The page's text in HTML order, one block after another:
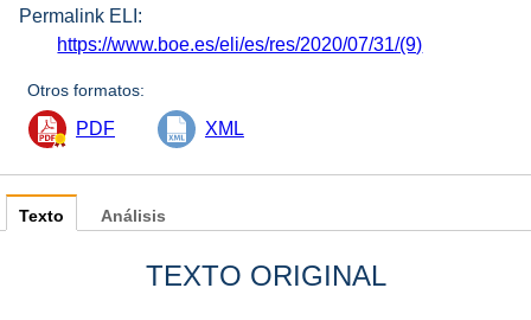
Permalink ELI:
https://www.boe.es/eli/es/res/2020/07/31/(9)
Otros formatos:
PDF XML
Texto
TEXTO ORIGINAL
Análisis